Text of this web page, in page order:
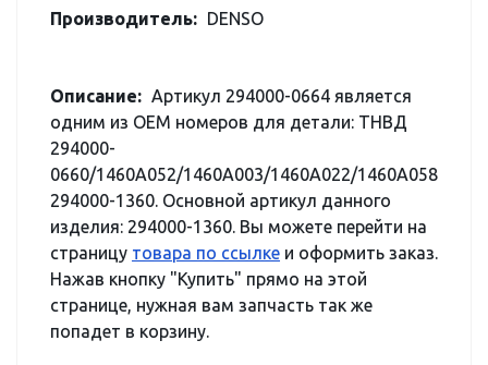
Производитель: DENSO
Описание: Артикул 294000-0664 является
одним из OEM номеров для детали: ТНВД
294000-
0660/1460A052/1460A003/1460A022/1460A058
294000-1360. Основной артикул данного
изделия: 294000-1360. Вы можете перейти на
страницу товара по ссылке и оформить заказ.
Нажав кнопку "Купить" прямо на этой
странице, нужная вам запчасть так же
попадет в корзину.